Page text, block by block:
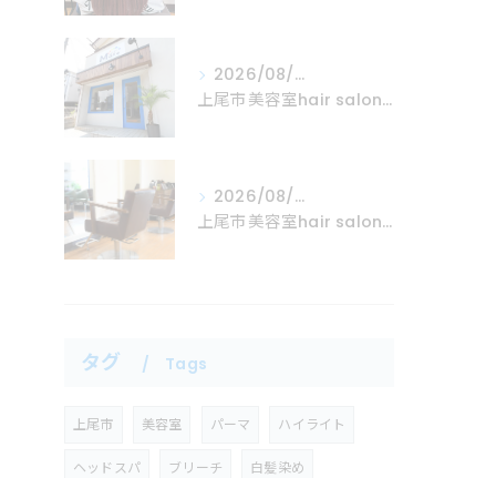
2026/08/05
上尾市美容室hair salon Mare
2026/08/04
上尾市美容室hair salon Mare
タグ Tags
上尾市 美容室 パーマ ハイライト
ヘッドスパ ブリーチ 白髪染め